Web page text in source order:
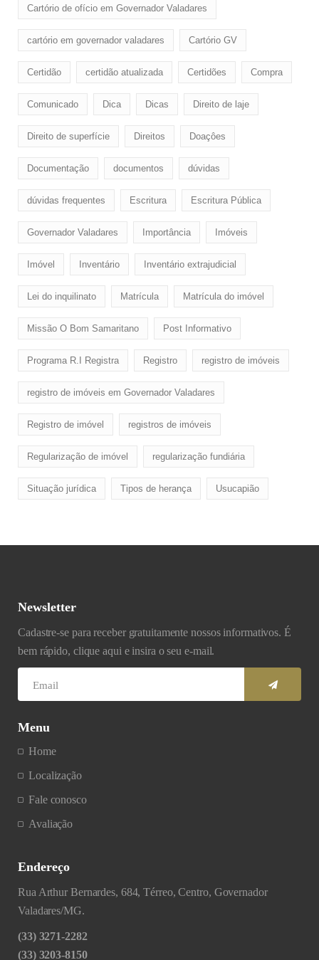
Cartório de ofício em Governador Valadares
cartório em governador valadares Cartório GV
Certidão certidão atualizada Certidões Compra
Comunicado Dica Dicas Direito de laje
Direito de superfície Direitos Doaçôes
Documentação documentos dúvidas
dúvidas frequentes Escritura Escritura Pública
Governador Valadares Importância Imóveis
Imóvel Inventário Inventário extrajudicial
Lei do inquilinato Matrícula Matrícula do imóvel
Missão O Bom Samaritano Post Informativo
Programa R.I Registra Registro registro de imóveis
registro de imóveis em Governador Valadares
Registro de imóvel registros de imóveis
Regularização de imóvel regularização fundiária
Situação jurídica Tipos de herança Usucapião
Newsletter
Cadastre-se para receber gratuitamente nossos informativos. É
bem rápido, clique aqui e insira o seu e-mail.
Menu
Home
Localização
Fale conosco
Avaliação
Endereço
Rua Arthur Bernardes, 684, Térreo, Centro, Governador
Valadares/MG.
(33) 3271-2282
(33) 3203-8150